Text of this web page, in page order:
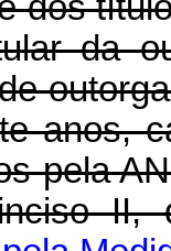
da
anos,
pela
II,